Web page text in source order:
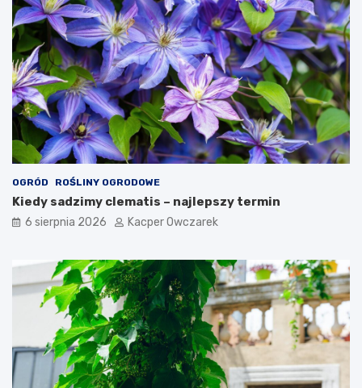
OGRÓD ROŚLINY OGRODOWE
Kiedy sadzimy clematis – najlepszy termin
6 sierpnia 2026 Kacper Owczarek